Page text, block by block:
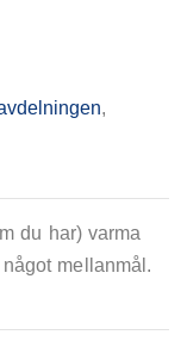
,
du har) varma
mellanmål.